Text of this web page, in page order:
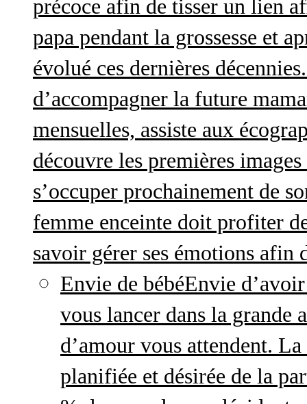
précoce afin de tisser un lien
papa pendant la grossesse et
évolué ces dernières
d’accompagner la future
mensuelles, assiste aux
découvre les premières
s’occuper prochainement de
femme enceinte doit profiter
savoir gérer ses émotions
Envie de bébéEnvie
vous lancer dans la grande
d’amour vous attendent.
planifiée et désirée de la